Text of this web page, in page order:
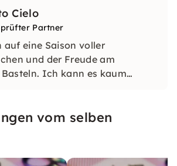
Cielo
Partner
eine Saison voller
und der Freude am
Ich kann es kaum
vom selben